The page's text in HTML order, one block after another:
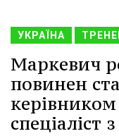
УКРАЇНА
Маркевич
повинен
спеціаліст